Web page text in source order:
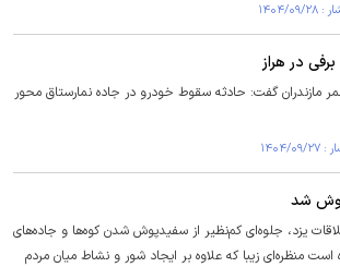
در هراز
مازندران گفت: حادثه سقوط خودرو در جاده نمارستاق محور
شد
یزد، جلوه‌ای کم‌نظیر از سفیدپوش شدن کوه‌ها و جاده‌های
است منظره‌ای زیبا که علاوه بر ایجاد شور و نشاط میان مردم